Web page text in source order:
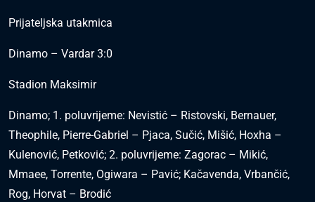
Prijateljska utakmica
Dinamo – Vardar 3:0
Stadion Maksimir
Dinamo; 1. poluvrijeme: Nevistić – Ristovski, Bernauer,
Theophile, Pierre-Gabriel – Pjaca, Sučić, Mišić, Hoxha –
Kulenović, Petković; 2. poluvrijeme: Zagorac – Mikić,
Mmaee, Torrente, Ogiwara – Pavić; Kačavenda, Vrbančić,
Rog, Horvat – Brodić